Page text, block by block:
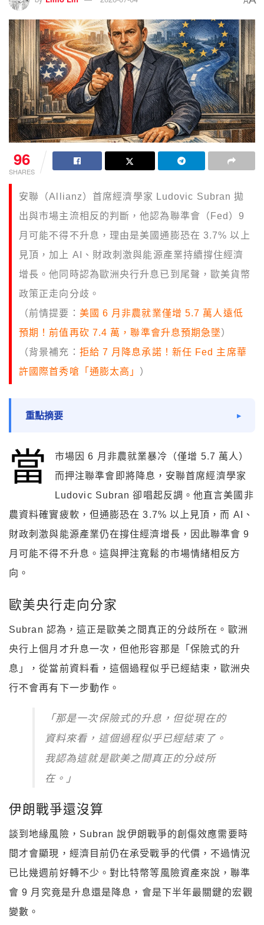
96
SHARES
安聯（Allianz）首席經濟學家 Ludovic Subran 拋
出與市場主流相反的判斷，他認為聯準會（Fed）9
月可能不得不升息，理由是美國通膨恐在 3.7% 以上
見頂，加上 AI、財政刺激與能源產業持續撐住經濟
增長。他同時認為歐洲央行升息已到尾聲，歐美貨幣
政策正走向分歧。
（前情提要： 美國 6 月非農就業僅增 5.7 萬人遠低
預期！前值再砍 7.4 萬，聯準會升息預期急墜）
（背景補充： 拒給 7 月降息承諾！新任 Fed 主席華
許國際首秀嗆「通膨太高」 ）
重點摘要
當
市場因 6 月非農就業暴冷（僅增 5.7 萬人）
而押注聯準會即將降息，安聯首席經濟學家
Ludovic Subran 卻唱起反調。他直言美國非
農資料確實疲軟，但通膨恐在 3.7% 以上見頂，而 AI、
財政刺激與能源產業仍在撐住經濟增長，因此聯準會 9
月可能不得不升息。這與押注寬鬆的市場情緒相反方
向。
歐美央行走向分家
Subran 認為，這正是歐美之間真正的分歧所在。歐洲
央行上個月才升息一次，但他形容那是「保險式的升
息」，從當前資料看，這個過程似乎已經結束，歐洲央
行不會再有下一步動作。
「那是一次保險式的升息，但從現在的
資料來看，這個過程似乎已經結束了。
我認為這就是歐美之間真正的分歧所
在。」
伊朗戰爭還沒算
談到地緣風險，Subran 說伊朗戰爭的創傷效應需要時
間才會顯現，經濟目前仍在承受戰爭的代價，不過情況
已比幾週前好轉不少。對比特幣等風險資產來說，聯準
會 9 月究竟是升息還是降息，會是下半年最關鍵的宏觀
變數。